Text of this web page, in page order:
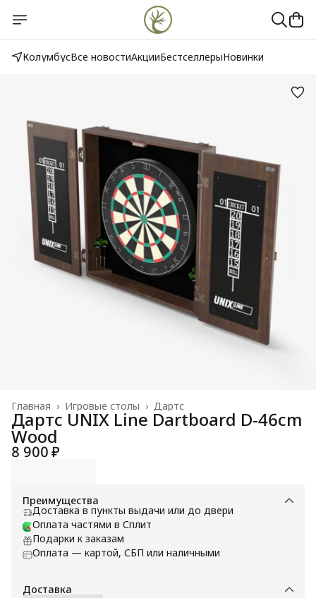
КолумбусВсе новостиАкцииБестселлерыНовинки
Дартс
Игровые столы ›
Главная ›
Дартс UNIX Line Dartboard D-46cm
Wood
8 900 ₽
Преимущества
Доставка в пункты выдачи или до двери
Оплата частями в Сплит
Подарки к заказам
Оплата — картой, СБП или наличными
Доставка